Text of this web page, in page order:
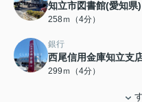
知立市図書館(愛知県)
258ｍ（4分）
銀行
西尾信用金庫知立支
299ｍ（4分）